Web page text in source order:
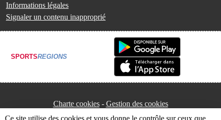
Informations légales
Signaler un contenu inapproprié
SPORTSREGIONS
Charte cookies Gestion des cookies
Ce site utilise des cookies et vous donne le contrôle sur ceux que